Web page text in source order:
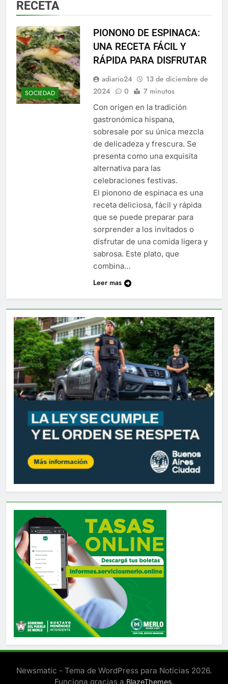
RECETA
SOCIEDAD
PIONONO DE ESPINACA:
UNA RECETA FÁCIL Y
RÁPIDA PARA DISFRUTAR
adiario24
13 de diciembre de
2024
0 7 minutos
Con origen en la tradición
gastronómica hispana,
sobresale por su única mezcla
de delicadeza y frescura. Se
presenta como una exquisita
alternativa para las
celebraciones festivas.
El pionono de espinaca es una
receta deliciosa, fácil y rápida
que se puede preparar para
sorprender a los invitados o
disfrutar de una comida ligera y
sabrosa. Este plato, que
combina…
Leer mas
Newsmatic - Tema de WordPress para Noticias 2026.
Funciona gracias a BlazeThemes.